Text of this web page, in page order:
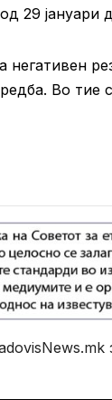
29 јануари
негативен
Во тие